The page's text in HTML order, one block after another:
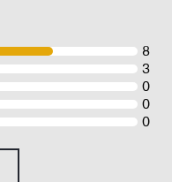
8
3
0
0
0